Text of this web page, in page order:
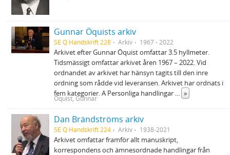
Gunnar Öquists arkiv
SE Q Handskrift 228 Arkiv 1967 - 2022
Arkivet efter Gunnar Öquist omfattar 3.5 hyllmeter.
Tidsmässigt omfattar arkivet åren 1967 – 2022. Vid
ordnandet av arkivet har hänsyn tagits till den inre
ordning som rådde vid leveransen. Arkivet har ordnats i
fem kategorier. A Personliga handlingar ... »
Öquist, Gunnar
Dan Brändströms arkiv
SE Q Handskrift 224 Arkiv 1938-2021
Arkivet omfattar framför allt manuskript,
korrespondens och ämnesordnade handlingar från